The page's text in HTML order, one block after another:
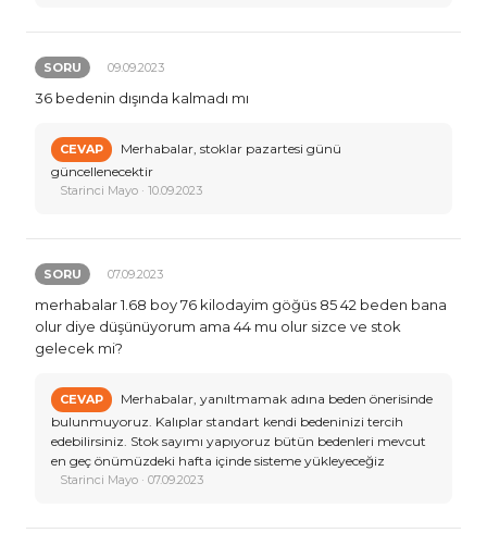
SORU 09.09.2023
36 bedenin dışında kalmadı mı
CEVAP
Merhabalar, stoklar pazartesi günü
güncellenecektir
Starinci Mayo · 10.09.2023
SORU 07.09.2023
merhabalar 1.68 boy 76 kilodayim göğüs 85 42 beden bana
olur diye düşünüyorum ama 44 mu olur sizce ve stok
gelecek mi?
CEVAP
Merhabalar, yanıltmamak adına beden önerisinde
bulunmuyoruz. Kalıplar standart kendi bedeninizi tercih
edebilirsiniz. Stok sayımı yapıyoruz bütün bedenleri mevcut
en geç önümüzdeki hafta içinde sisteme yükleyeceğiz
Starinci Mayo · 07.09.2023